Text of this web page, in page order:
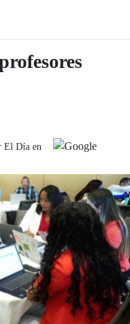
El Día en